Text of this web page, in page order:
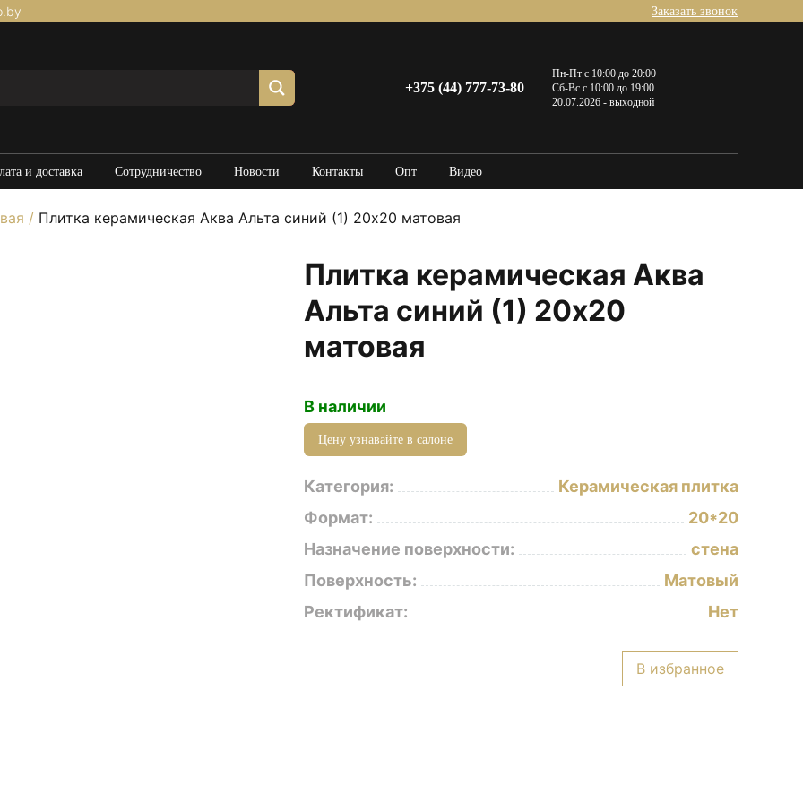
Заказать звонок
+375 (44) 777-73-80
Пн-Пт с 10:00 до 20:00
Сб-Вс с 10:00 до 19:00
20.07.2026 - выходной
и доставка Сотрудничество Новости Контакты Опт Видео
/ Плитка керамическая Аква Альта синий (1) 20х20 матовая
Плитка керамическая Аква
Альта синий (1) 20х20
матовая
В наличии
Цену узнавайте в салоне
Категория:
Керамическая плитка
Формат:
20*20
Назначение поверхности:
стена
Поверхность:
Матовый
Ректификат:
Нет
В избранное